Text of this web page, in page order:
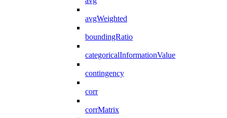
avgWeighted
boundingRatio
categoricalInformationValue
contingency
corr
corrMatrix